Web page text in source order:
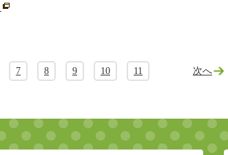
7 8 9 10 11 次へ